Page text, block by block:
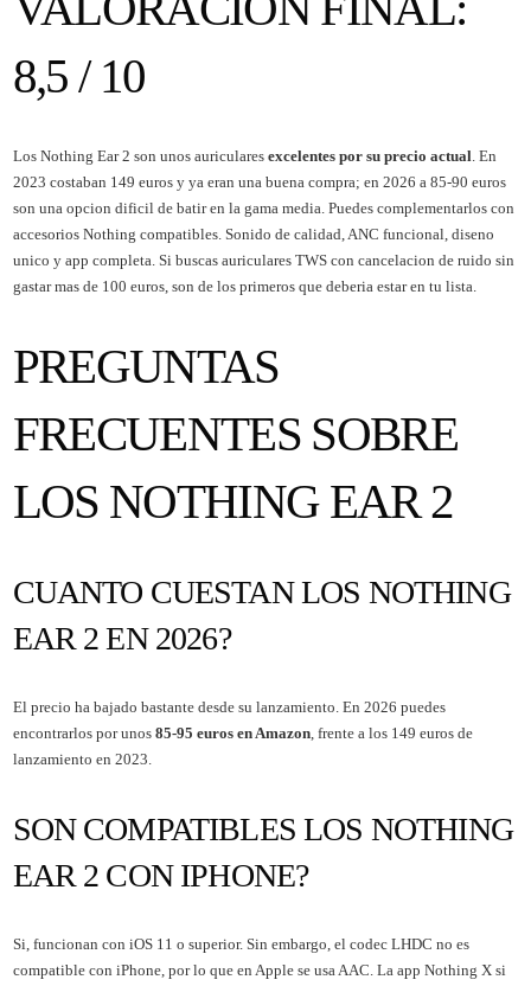
8,5 / 10
Los Nothing Ear 2 son unos auriculares excelentes por su precio actual. En
2023 costaban 149 euros y ya eran una buena compra; en 2026 a 85-90 euros
son una opcion dificil de batir en la gama media. Puedes complementarlos con
accesorios Nothing compatibles. Sonido de calidad, ANC funcional, diseno
unico y app completa. Si buscas auriculares TWS con cancelacion de ruido sin
gastar mas de 100 euros, son de los primeros que deberia estar en tu lista.
PREGUNTAS
FRECUENTES SOBRE
LOS NOTHING EAR 2
CUANTO CUESTAN LOS NOTHING
EAR 2 EN 2026?
El precio ha bajado bastante desde su lanzamiento. En 2026 puedes
encontrarlos por unos 85-95 euros en Amazon, frente a los 149 euros de
lanzamiento en 2023.
SON COMPATIBLES LOS NOTHING
EAR 2 CON IPHONE?
Si, funcionan con iOS 11 o superior. Sin embargo, el codec LHDC no es
compatible con iPhone, por lo que en Apple se usa AAC. La app Nothing X si